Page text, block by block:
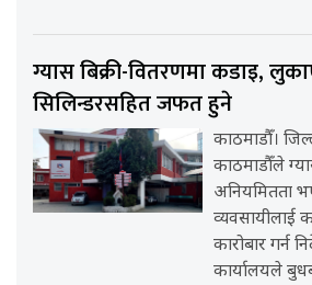
ग्यास बिक्री-वितरणमा कडाइ,
सिलिन्डरसहित जफत हुने
काठमाडौँ।
काठमाडौँले
अनियमितता
व्यवसायीलाई
कारोबार गर्न
कार्यालयले